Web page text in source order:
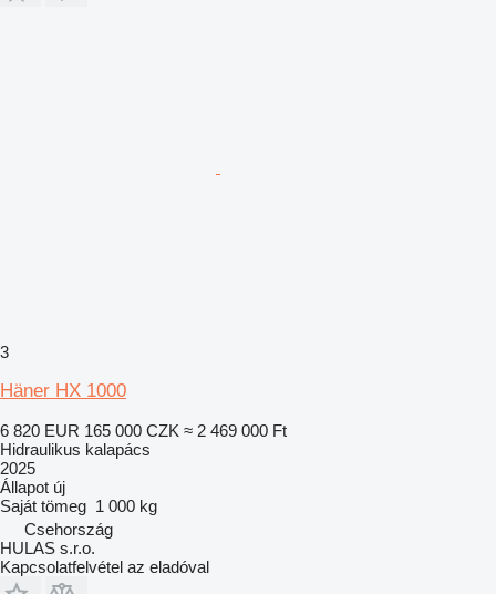
3
Häner HX 1000
6 820 EUR 165 000 CZK ≈ 2 469 000 Ft
Hidraulikus kalapács
2025
Állapot új
Saját tömeg 1 000 kg
Csehország
HULAS s.r.o.
Kapcsolatfelvétel az eladóval